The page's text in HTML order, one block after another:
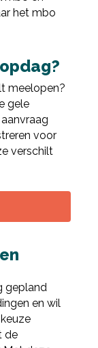
het mbo
meelopen?
gele
voor
verschilt
gepland
en wil
de